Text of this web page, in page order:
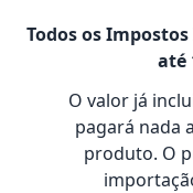
Todos os
até
O valor já
pagará nada
produto. O